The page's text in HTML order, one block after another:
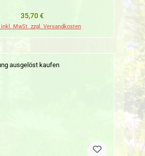
Regulärer Preis:
35,70 €
inkl. MwSt. zzgl. Versandkosten